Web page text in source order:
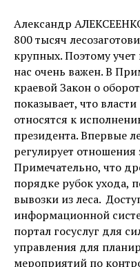
Александр
800 тысяч
крупных. Поэтому
нас очень важен. В
краевой Закон о
показывает, что
относятся к
президента. Впервые
регулирует отношения
Примечательно, что
порядке рубок ухода,
вывозки из леса.
информационной
портал госуслуг для
управления для
мероприятий по